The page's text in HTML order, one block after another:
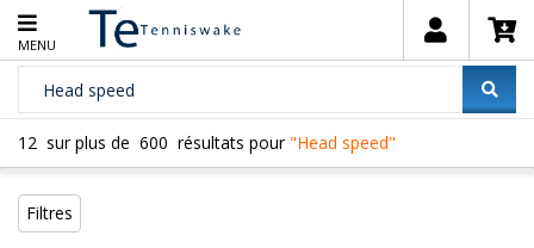
MENU
12 sur plus de 600 résultats pour "Head speed"
Filtres